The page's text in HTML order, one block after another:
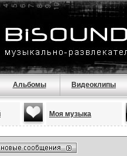
Альбомы Видеоклипы
Моя музыка